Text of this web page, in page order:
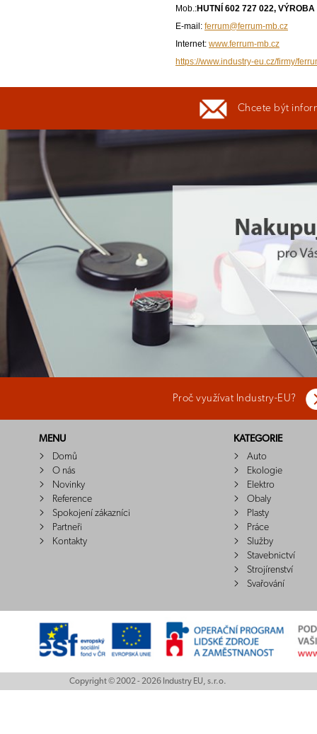
Mob.:HUTNÍ 602 727 022,
E-mail: ferrum@ferrum-mb.cz
Internet: www.ferrum-mb.cz
https://www.industry-eu.cz/firmy/
Chcete být
Proč využívat Industry-EU?
MENU
Domů
O nás
Novinky
Reference
Spokojení zákazníci
Partneři
Kontakty
KATEGORIE
Auto
Ekologie
Elektro
Obaly
Plasty
Práce
Služby
Stavebnictví
Strojírenství
Svařování
Copyright © 2002 - 2026 Industry EU, s.r.o.